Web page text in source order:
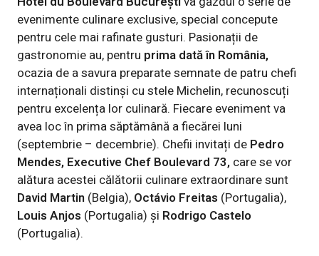
evenimente culinare exclusive, special concepute
pentru cele mai rafinate gusturi. Pasionații de
gastronomie au, pentru prima dată în România,
ocazia de a savura preparate semnate de patru chefi
internaționali distinși cu stele Michelin, recunoscuți
pentru excelența lor culinară. Fiecare eveniment va
avea loc în prima săptămână a fiecărei luni
(septembrie – decembrie). Chefii invitați de Pedro
Mendes, Executive Chef Boulevard 73, carese vor
alătura acestei călătorii culinare extraordinare sunt
David Martin (Belgia), Octávio Freitas (Portugalia),
Louis Anjos (Portugalia) și Rodrigo Castelo
(Portugalia).